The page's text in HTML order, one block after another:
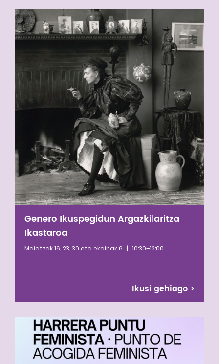
Genero Ikuspegidun Argazkilaritza
Ikastaroa
Maiatzak 16, 23, 30 eta ekainak 6 | 10:30–13:00
Ikusi gehiago >